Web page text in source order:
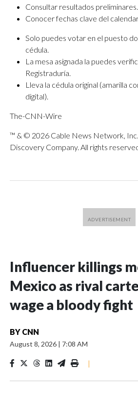
Consultar resultados preliminares.
Conocer fechas clave del
Solo puedes votar en el puesto
cédula.
La mesa asignada la puedes
Registraduría.
Lleva la cédula original (amarilla
digital).
The-CNN-Wire
™ & © 2026 Cable News Network,
Discovery Company. All rights
Influencer killings
Mexico as rival
wage a bloody fight
BY CNN
August 8, 2026 | 7:08 AM
|